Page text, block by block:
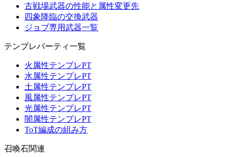
古戦場武器の性能と属性変更先
四象降臨の交換武器
ジョブ専用武器一覧
テンプレパーティ一覧
火属性テンプレPT
水属性テンプレPT
土属性テンプレPT
風属性テンプレPT
光属性テンプレPT
闇属性テンプレPT
ToT編成の組み方
召喚石関連